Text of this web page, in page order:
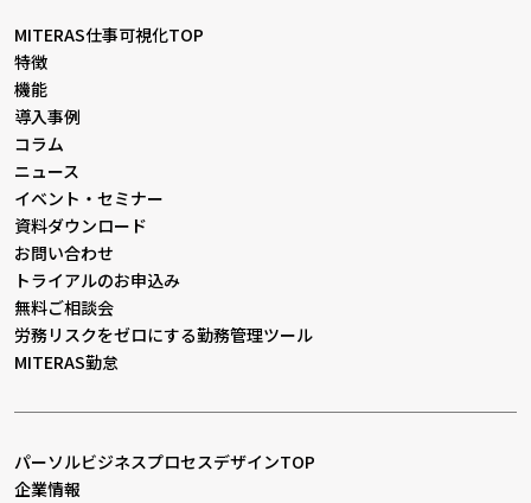
MITERAS仕事可視化TOP
特徴
機能
導入事例
コラム
ニュース
イベント・セミナー
資料ダウンロード
お問い合わせ
トライアルのお申込み
無料ご相談会
労務リスクをゼロにする勤務管理ツール
MITERAS勤怠
パーソルビジネスプロセスデザインTOP
企業情報